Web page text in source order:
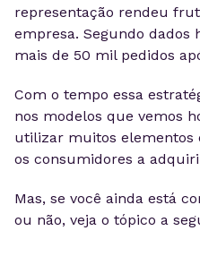
representação rendeu
empresa. Segundo dados
mais de 50 mil pedidos
Com o tempo essa
nos modelos que vemos
utilizar muitos elementos
os consumidores a
Mas, se você ainda está
ou não, veja o tópico a